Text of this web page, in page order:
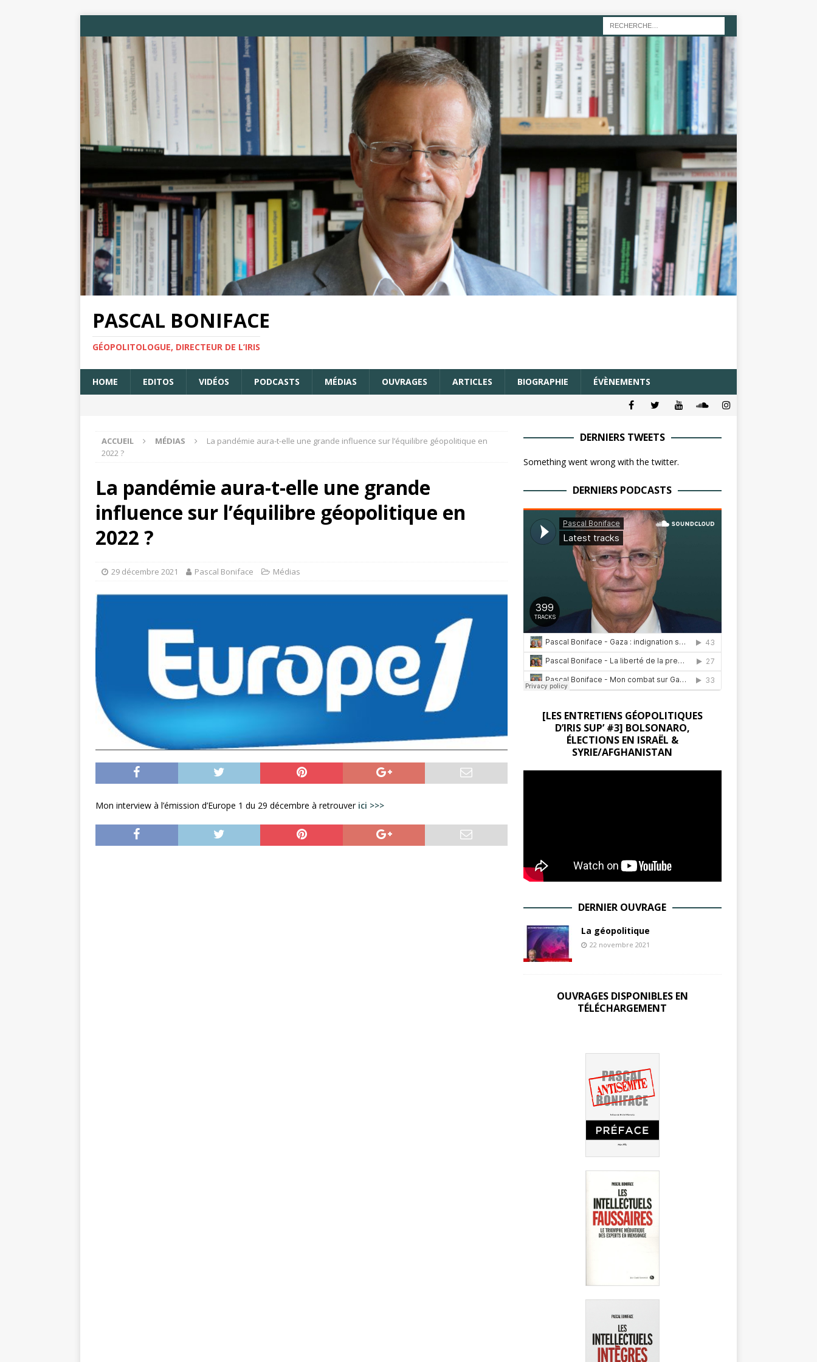
PASCAL BONIFACE
GÉOPOLITOLOGUE, DIRECTEUR DE L’IRIS
HOME EDITOS VIDÉOS PODCASTS MÉDIAS OUVRAGES ARTICLES BIOGRAPHIE ÉVÈNEMENTS
ACCUEIL MÉDIAS
La pandémie aura-t-elle une grande influence sur l’équilibre géopolitique en
2022 ?
La pandémie aura-t-elle une grande
influence sur l’équilibre géopolitique en
2022 ?
29 décembre 2021 Pascal Boniface Médias
Mon interview à l’émission d’Europe 1 du 29 décembre à retrouver ici >>>
DERNIERS TWEETS
Something went wrong with the twitter.
DERNIERS PODCASTS
[LES ENTRETIENS GÉOPOLITIQUES
D’IRIS SUP’ #3] BOLSONARO,
ÉLECTIONS EN ISRAËL &
SYRIE/AFGHANISTAN
DERNIER OUVRAGE
La géopolitique
22 novembre 2021
OUVRAGES DISPONIBLES EN
TÉLÉCHARGEMENT